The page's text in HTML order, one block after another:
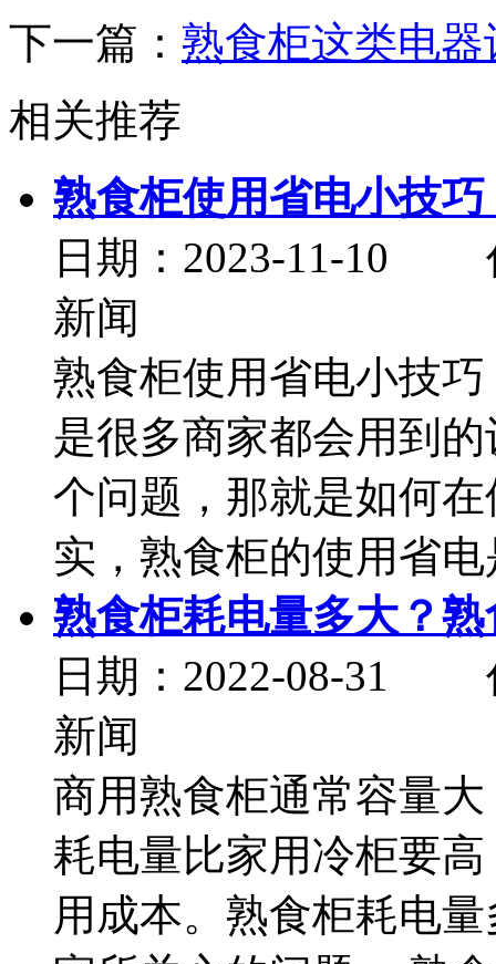
下一篇： 熟食柜这类电
相关推荐
熟食柜使用省电小技巧
日期：2023-11-10
新闻
熟食柜使用省电小技
是很多商家都会用到
个问题，那就是如何
实，熟食柜的使用省
熟食柜耗电量多大？熟
日期：2022-08-31
新闻
商用熟食柜通常容量
耗电量比家用冷柜要
用成本。熟食柜耗电